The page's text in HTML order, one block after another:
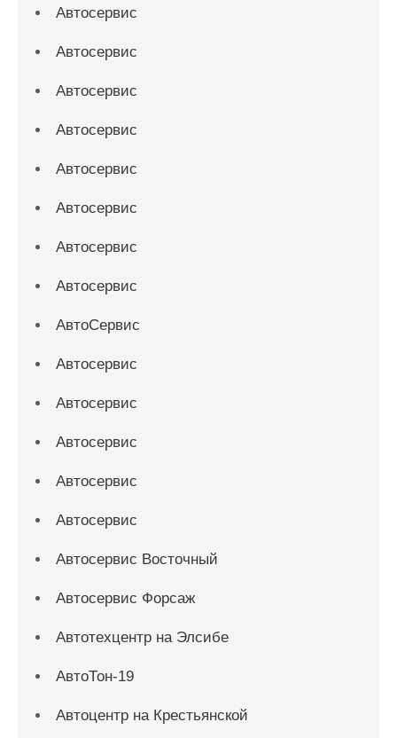
Автосервис
Автосервис
Автосервис
Автосервис
Автосервис
Автосервис
Автосервис
Автосервис
АвтоСервис
Автосервис
Автосервис
Автосервис
Автосервис
Автосервис
Автосервис Восточный
Автосервис Форсаж
Автотехцентр на Элсибе
АвтоТон-19
Автоцентр на Крестьянской